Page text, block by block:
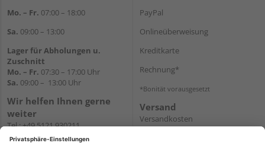
Mo. – Fr. 07:00 – 18:00
Sa. 09:00 – 13:00
Lager für Abholungen u.
Zuschnitt
Mo. – Fr. 07:30 – 17:00 Uhr
Sa. 09:00 – 13:00 Uhr
Wir helfen Ihnen gerne
weiter
Tel.:+49 5121 930211
E-Mail:holzlandshop@holzland-
PayPal
Onlineüberweisung
Kreditkarte
Rechnung*
*Bonität vorausgesetzt
Versand
Versandkosten